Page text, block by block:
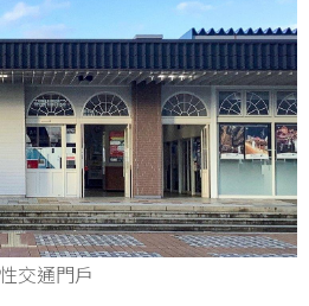
交通門戶